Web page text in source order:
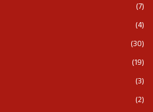
(7)
(4)
(30)
(19)
(3)
(2)